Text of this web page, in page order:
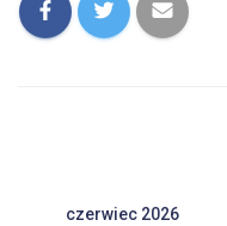
czerwiec 2026